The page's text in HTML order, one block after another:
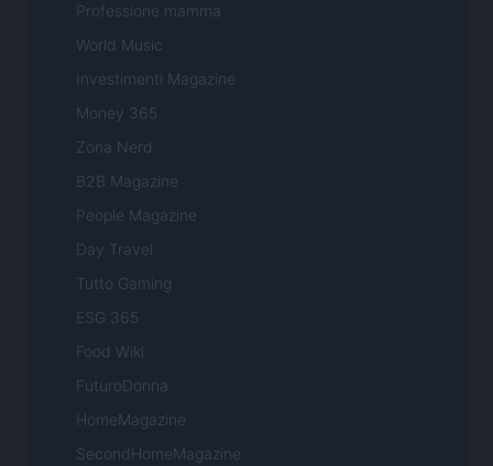
Professione mamma
World Music
Investimenti Magazine
Money 365
Zona Nerd
B2B Magazine
People Magazine
Day Travel
Tutto Gaming
ESG 365
Food Wiki
FuturoDonna
HomeMagazine
SecondHomeMagazine